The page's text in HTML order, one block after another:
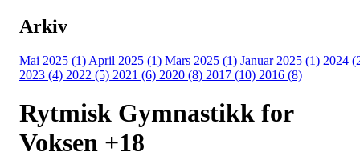
Arkiv
Mai 2025 (1) April 2025 (1) Mars 2025 (1) Januar 2025 (1) 2024
2023 (4) 2022 (5) 2021 (6) 2020 (8) 2017 (10) 2016 (8)
Rytmisk Gymnastikk for
Voksen +18